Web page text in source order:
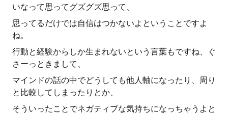
いなって思ってグズグズ思って、
思ってるだけでは自信はつかないよということですよ
ね。
行動と経験からしか生まれないという言葉もですね、ぐ
さーっときまして、
マインドの話の中でどうしても他人軸になったり、周り
と比較してしまったりとか、
そういったことでネガティブな気持ちになっちゃうよと